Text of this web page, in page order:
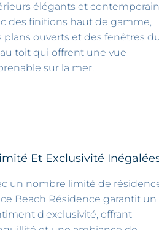
élégants et
des finitions haut de gamme,
plans ouverts et des fenêtres du
toit qui offrent une vue
sur la mer.
Et Exclusivité
un nombre limité de
Beach Résidence garantit un
d'exclusivité, offrant